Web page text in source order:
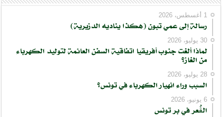
1 أغسطس، 2026
رسالة إلى عمي تبون (هكذا يناديه الدزيرية)
30 يوليو، 2026
لماذا ألغت جنوب أفريقيا اتفاقية السفن العائمة لتوليد الكهرباء
من الغاز؟
28 يوليو، 2026
السبب وراء انهيار الكهرباء في تونس؟
6 يونيو، 2026
الڨُعر في بر تونس